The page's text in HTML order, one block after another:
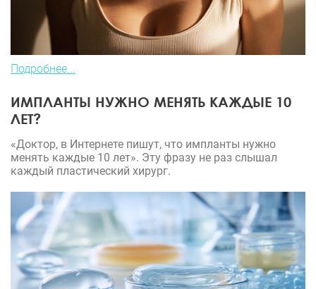
Подробнее...
ИМПЛАНТЫ НУЖНО МЕНЯТЬ КАЖДЫЕ 10
ЛЕТ?
«Доктор, в Интернете пишут, что импланты нужно
менять каждые 10 лет». Эту фразу не раз слышал
каждый пластический хирург.